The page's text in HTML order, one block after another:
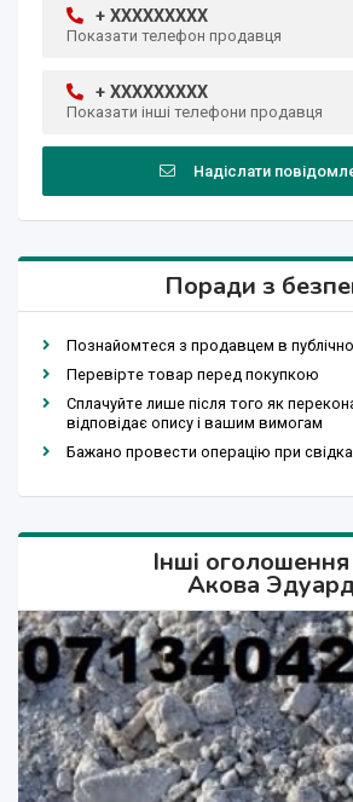
+ XXXXXXXXX
Показати телефон продавця
+ XXXXXXXXX
Показати інші телефони продавця
Надіслати
Поради з
Познайомтеся з продавцем в
Перевірте товар перед покупкою
Сплачуйте лише після того як
відповідає опису і вашим вимогам
Бажано провести операцію при
Інші оголошення
Акова